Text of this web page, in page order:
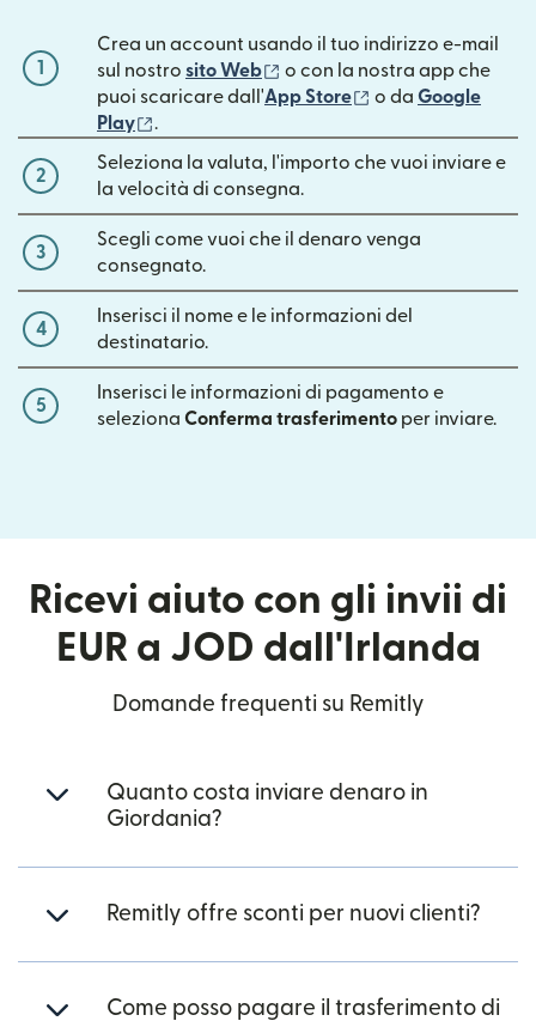
1
Crea un account usando il tuo indirizzo e-mail
sul nostro sito Web (si apre in una nuova finestra)
o con la nostra app che
puoi scaricare dall'App Store (si apre in una
o da Google
Play
.
2
Seleziona la valuta, l'importo che vuoi inviare e
la velocità di consegna.
3
Scegli come vuoi che il denaro venga
consegnato.
4
Inserisci il nome e le informazioni del
destinatario.
5
Inserisci le informazioni di pagamento e
seleziona Conferma trasferimento per inviare.
Ricevi aiuto con gli invii di
EUR a JOD dall'Irlanda
Domande frequenti su Remitly
Quanto costa inviare denaro in
Giordania?
Remitly offre sconti per nuovi clienti?
Come posso pagare il trasferimento di